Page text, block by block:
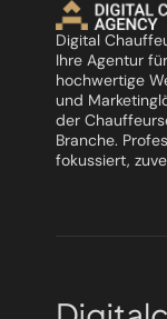
Digital
Ihre Agentur für
hochwertige
und
der
Branche.
fokussiert,